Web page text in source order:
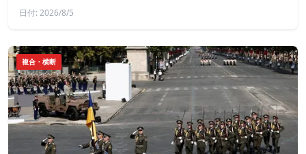
日付: 2026/8/5
複合・横断